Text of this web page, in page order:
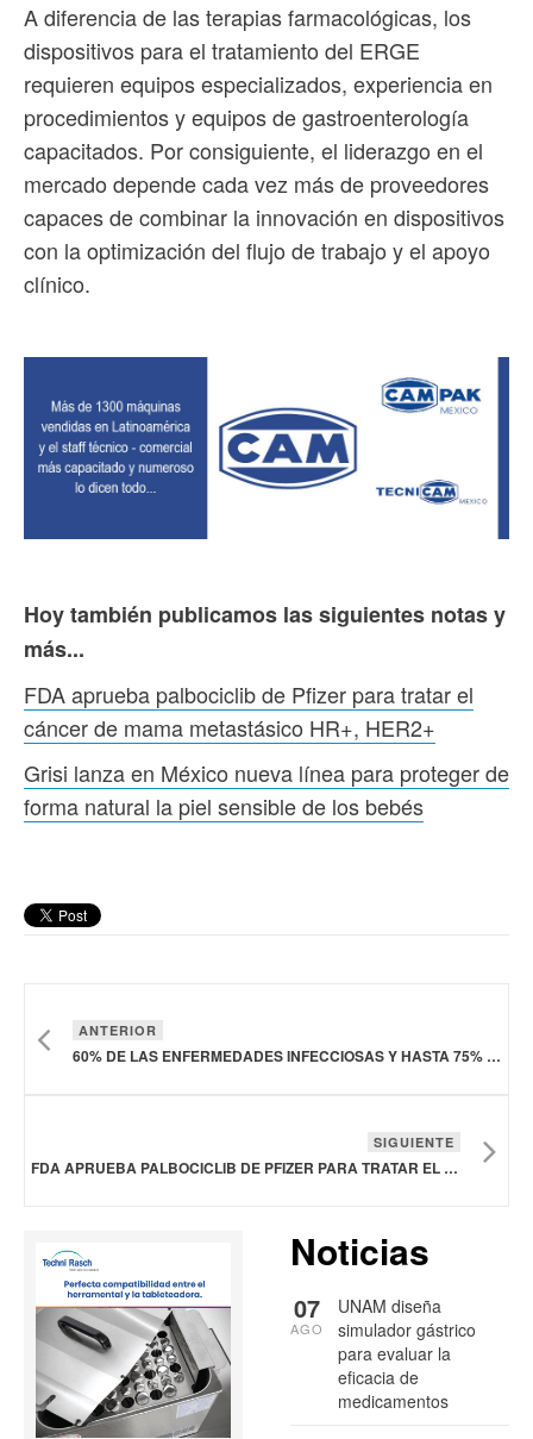
A diferencia de las terapias farmacológicas, los
dispositivos para el tratamiento del ERGE
requieren equipos especializados, experiencia en
procedimientos y equipos de gastroenterología
capacitados. Por consiguiente, el liderazgo en el
mercado depende cada vez más de proveedores
capaces de combinar la innovación en dispositivos
con la optimización del flujo de trabajo y el apoyo
clínico.
Hoy también publicamos las siguientes notas y
más...
FDA aprueba palbociclib de Pfizer para tratar el
cáncer de mama metastásico HR+, HER2+
Grisi lanza en México nueva línea para proteger de
forma natural la piel sensible de los bebés
ANTERIOR
60% DE LAS ENFERMEDADES INFECCIOSAS Y HASTA 75% DE LAS INFECCIOSAS EMERGENTES SON ZOONÓTICAS: FAO
SIGUIENTE
FDA APRUEBA PALBOCICLIB DE PFIZER PARA TRATAR EL CÁNCER DE MAMA METASTÁSICO HR+, HER2+
Noticias
UNAM diseña
simulador gástrico
para evaluar la
eficacia de
medicamentos
07
AGO